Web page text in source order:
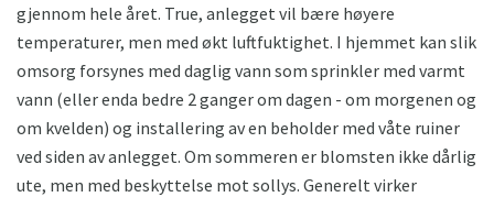
gjennom hele året. True, anlegget vil bære høyere
temperaturer, men med økt luftfuktighet. I hjemmet kan slik
omsorg forsynes med daglig vann som sprinkler med varmt
vann (eller enda bedre 2 ganger om dagen - om morgenen og
om kvelden) og installering av en beholder med våte ruiner
ved siden av anlegget. Om sommeren er blomsten ikke dårlig
ute, men med beskyttelse mot sollys. Generelt virker